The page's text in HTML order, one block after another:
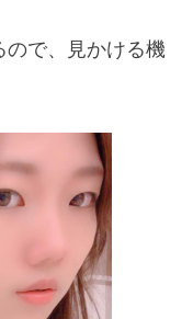
ので、見かける機